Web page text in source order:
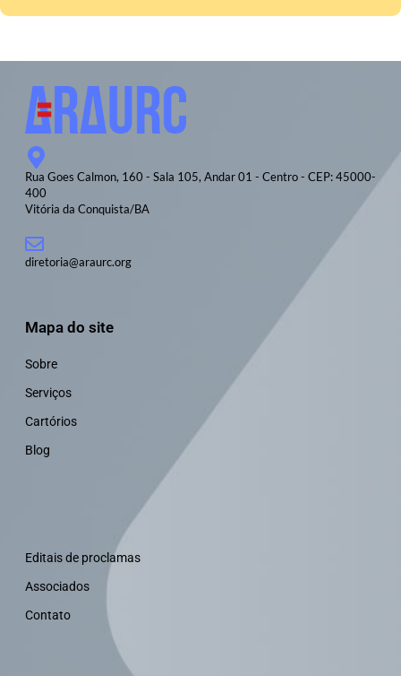
Rua Goes Calmon, 160 - Sala 105, Andar 01 - Centro - CEP: 45000-
400
Vitória da Conquista/BA
diretoria@araurc.org
Mapa do site
Sobre
Serviços
Cartórios
Blog
Editais de proclamas
Associados
Contato